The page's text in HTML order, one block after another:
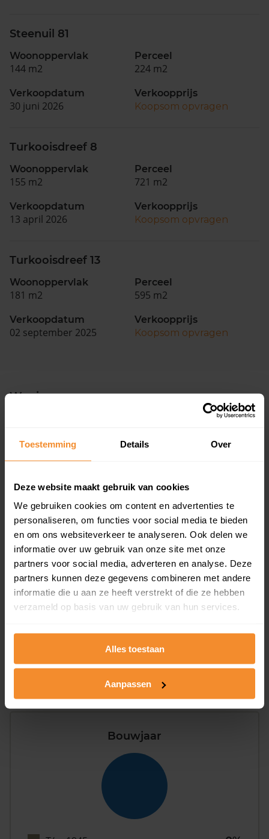
Toestemming Details Over
Deze website maakt gebruik van cookies
We gebruiken cookies om content en advertenties te
personaliseren, om functies voor social media te bieden
en om ons websiteverkeer te analyseren. Ook delen we
informatie over uw gebruik van onze site met onze
partners voor social media, adverteren en analyse. Deze
partners kunnen deze gegevens combineren met andere
informatie die u aan ze heeft verstrekt of die ze hebben
verzameld op basis van uw gebruik van hun services.
Alles toestaan
Aanpassen
Steenuil 81
Woonoppervlak
144 m2
Perceel
224 m2
Verkoopdatum
30 juni 2026
Verkoopprijs
Koopsom opvragen
Turkooisdreef 8
Woonoppervlak
155 m2
Perceel
721 m2
Verkoopdatum
13 april 2026
Verkoopprijs
Koopsom opvragen
Turkooisdreef 13
Woonoppervlak
181 m2
Perceel
595 m2
Verkoopdatum
02 september 2025
Verkoopprijs
Koopsom opvragen
Woningen
Koopwoningen
Huurwoningen
Appartementen
aandeel van totale woningen
0%
Bouwjaar